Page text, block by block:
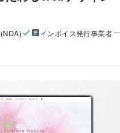
インボイス発行事業者